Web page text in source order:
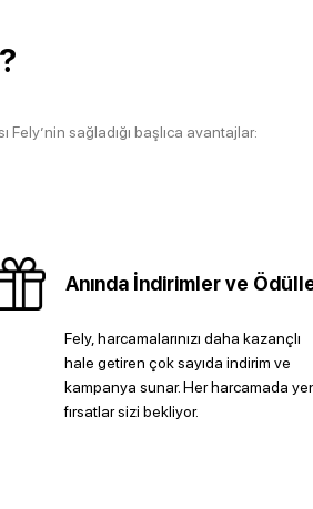
sağladığı başlıca avantajlar:
Anında İndirimler ve
Fely, harcamalarınızı daha kazançlı
hale getiren çok sayıda indirim ve
kampanya sunar. Her harcamada
fırsatlar sizi bekliyor.